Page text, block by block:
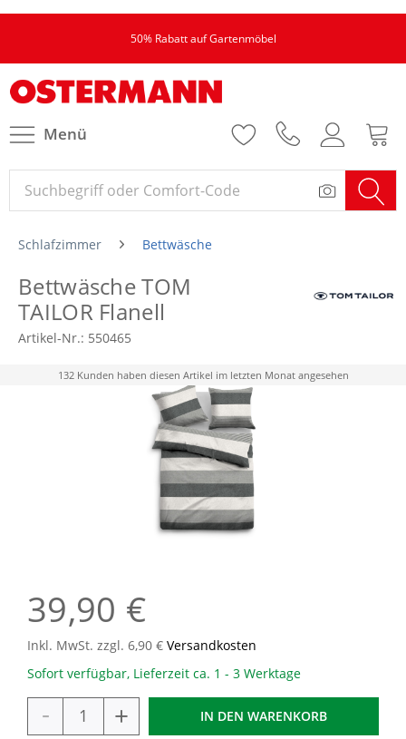
50% Rabatt auf Gartenmöbel
Menü
Schlafzimmer Bettwäsche
Bettwäsche TOM
TAILOR Flanell
Artikel-Nr.: 550465
132 Kunden haben diesen Artikel im letzten Monat angesehen
39,90 €
Inkl. MwSt. zzgl. 6,90 € Versandkosten
Sofort verfügbar, Lieferzeit ca. 1 - 3 Werktage
- + IN DEN WARENKORB